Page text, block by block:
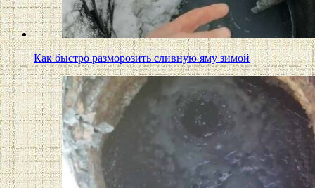
Как быстро разморозить сливную яму зимой